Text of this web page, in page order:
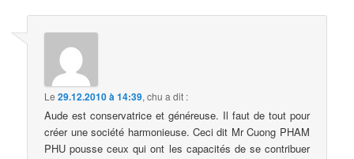
Le29.12.2010 à 14:39,chu a dit :
Aude est conservatrice et généreuse. Il faut de tout pour
créer une société harmonieuse. Ceci dit Mr Cuong PHAM
PHU pousse ceux qui ont les capacités de se contribuer